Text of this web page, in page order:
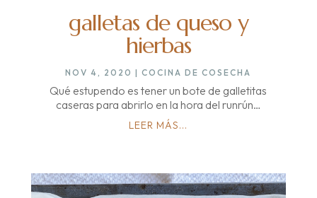
galletas de queso y
hierbas
NOV 4, 2020 |COCINA DE COSECHA
Qué estupendo es tener un bote de galletitas
caseras para abrirlo en la hora del runrún…
LEER MÁS...